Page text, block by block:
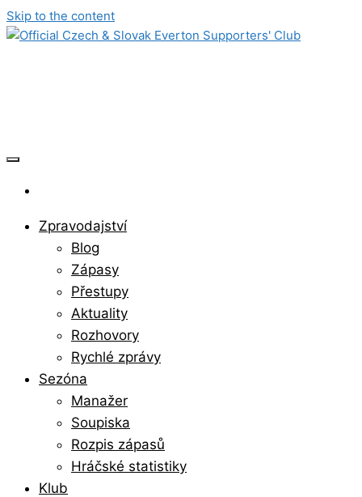
Skip to the content
Zpravodajství
Blog
Zápasy
Přestupy
Aktuality
Rozhovory
Rychlé zprávy
Sezóna
Manažer
Soupiska
Rozpis zápasů
Hráčské statistiky
Klub